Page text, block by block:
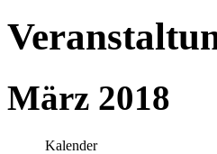
März 2018
Kalender